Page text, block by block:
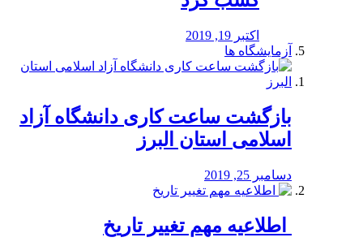
اکتبر 19, 2019
آزمایشگاه ها
بازگشت ساعت کاری دانشگاه آزاد
اسلامی استان البرز
دسامبر 25, 2019
️ اطلاعیه مهم تغییر تاریخ